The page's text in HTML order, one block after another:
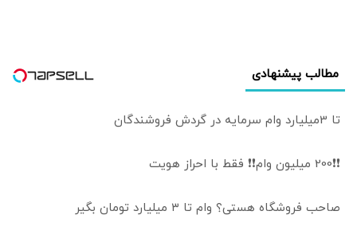
مطالب پیشنهادی
تا 3میلیارد وام سرمایه در گردش فروشندگان
❗❗200 میلیون وام❗❗ فقط با احراز هویت
صاحب فروشگاه هستی؟ وام تا ۳ میلیارد تومان بگیر